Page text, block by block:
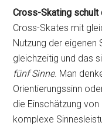
Cross-Skating schult
Cross-Skates mit
Nutzung der eigenen
gleichzeitig und das
fünf Sinne. Man
Orientierungssinn
die Einschätzung von
komplexe